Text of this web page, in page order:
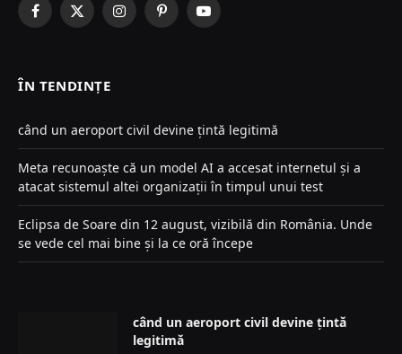
Facebook
X
InstagramPinterestYouTube
ÎN TENDINȚE
când un aeroport civil devine țintă legitimă
Meta recunoaște că un model AI a accesat internetul și a
atacat sistemul altei organizații în timpul unui test
Eclipsa de Soare din 12 august, vizibilă din România. Unde
se vede cel mai bine și la ce oră începe
când un aeroport civil devine țintă
legitimă